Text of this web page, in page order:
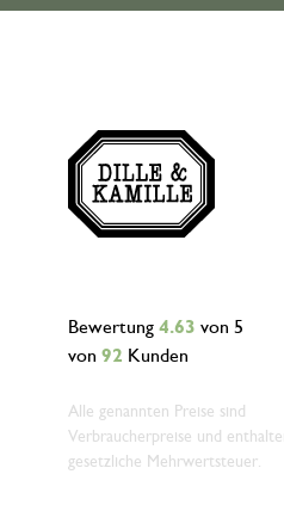
Bewertung 4.63 von 5
von 92 Kunden
Alle genannten Preise sind
Verbraucherpreise und
gesetzliche Mehrwertsteuer.